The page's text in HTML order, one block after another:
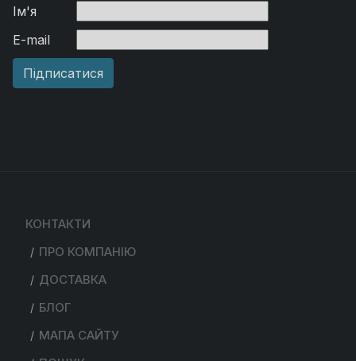
Ім'я
E-mail
КОНТАКТИ
ПРО КОМПАНІЮ
ДОСТАВКА
БЛОГ
МАПА САЙТУ